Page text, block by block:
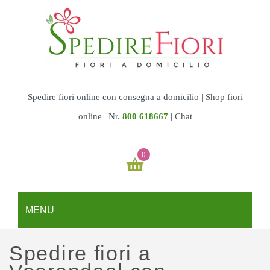
Spedire fiori online con consegna a domicilio | Shop fiori
online | Nr. 800 618667| Chat
MENU
REGALI
GARDEN
0
Il tuo carrello è vuoto
SUBTOTALE: € 0,00
Spedire fiori a